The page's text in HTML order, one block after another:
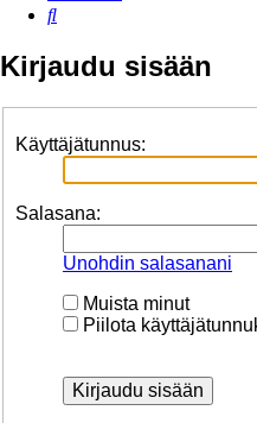
Etsi
Kirjaudu sisään
Käyttäjätunnus:
Salasana:
Unohdin salasanani
Muista minut
Piilota